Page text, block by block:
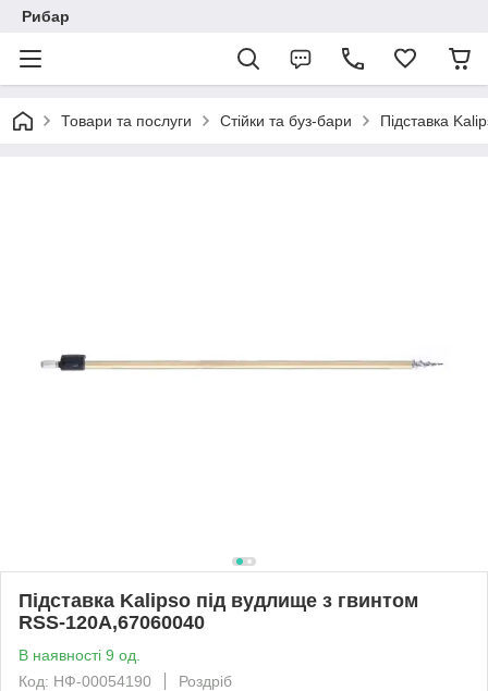
Рибар
Товари та послуги Стійки та буз-бари Підставка
Підставка Kalipso під вудлище з гвинтом
RSS-120A,67060040
В наявності 9 од.
Код: НФ-00054190
Роздріб